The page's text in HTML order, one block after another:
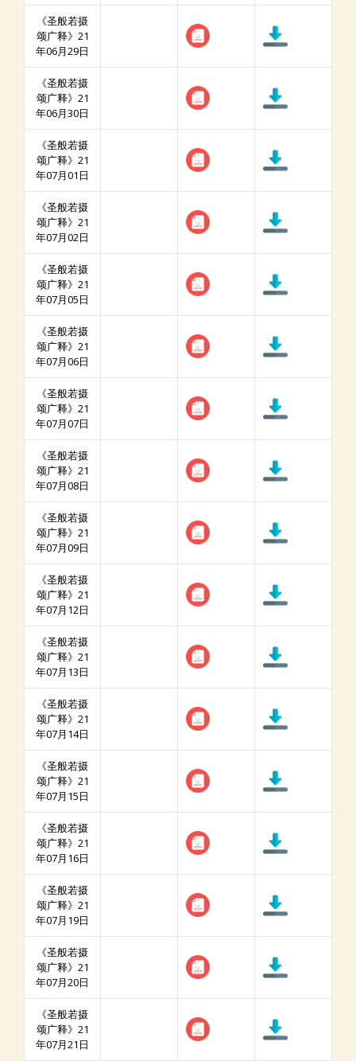
《圣般若摄
颂广释》21
年06月29日
《圣般若摄
颂广释》21
年06月30日
《圣般若摄
颂广释》21
年07月01日
《圣般若摄
颂广释》21
年07月02日
《圣般若摄
颂广释》21
年07月05日
《圣般若摄
颂广释》21
年07月06日
《圣般若摄
颂广释》21
年07月07日
《圣般若摄
颂广释》21
年07月08日
《圣般若摄
颂广释》21
年07月09日
《圣般若摄
颂广释》21
年07月12日
《圣般若摄
颂广释》21
年07月13日
《圣般若摄
颂广释》21
年07月14日
《圣般若摄
颂广释》21
年07月15日
《圣般若摄
颂广释》21
年07月16日
《圣般若摄
颂广释》21
年07月19日
《圣般若摄
颂广释》21
年07月20日
《圣般若摄
颂广释》21
年07月21日